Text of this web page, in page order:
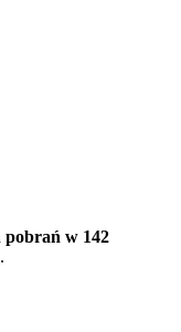
pobrań w 142
.